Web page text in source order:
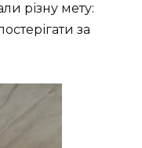
різну мету:
за